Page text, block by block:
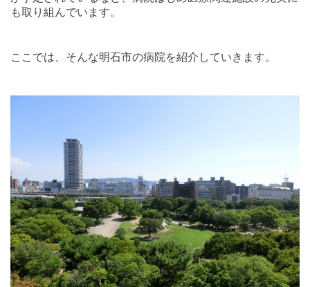
も取り組んでいます。
ここでは、そんな明石市の病院を紹介していきます。